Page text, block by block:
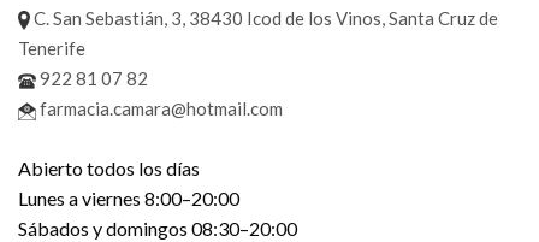
C. San Sebastián, 3, 38430 Icod de los Vinos, Santa Cruz de
Tenerife
922 81 07 82
farmacia.camara@hotmail.com
Abierto todos los días
Lunes a viernes 8:00–20:00
Sábados y domingos 08:30–20:00